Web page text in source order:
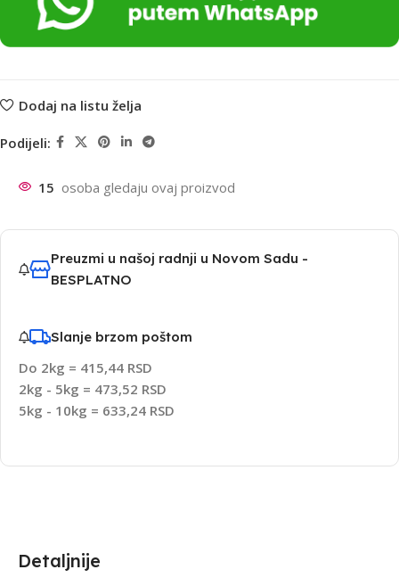
Dodaj na listu želja
Podijeli:
15 osoba gledaju ovaj proizvod
Preuzmi u našoj radnji u Novom Sadu -
BESPLATNO
Slanje brzom poštom
Do 2kg = 415,44 RSD
2kg - 5kg = 473,52 RSD
5kg - 10kg = 633,24 RSD
Detaljnije